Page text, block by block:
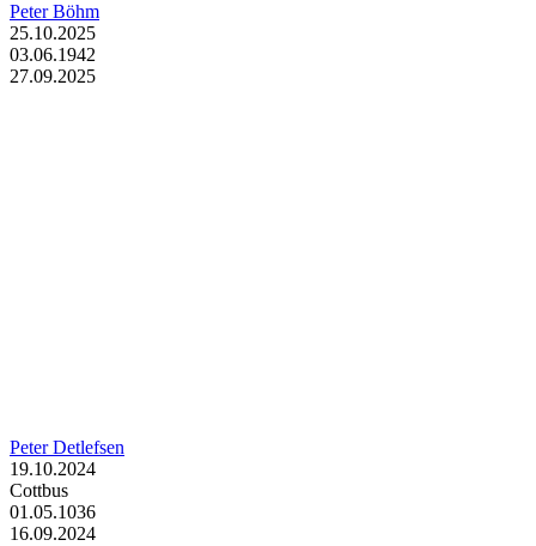
Peter Böhm
25.10.2025
03.06.1942
27.09.2025
Peter Detlefsen
19.10.2024
Cottbus
01.05.1036
16.09.2024